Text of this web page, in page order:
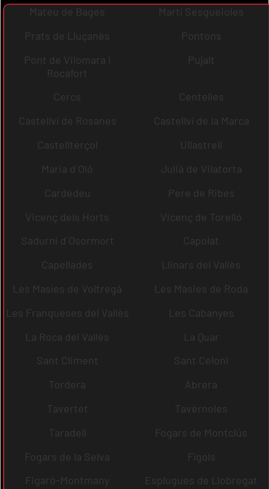
Mateu de Bages
Martí Sesgueioles
Prats de Lluçanès
Pontons
Pont de Vilomara i
Rocafort
Pujalt
Cercs
Centelles
Castellví de Rosanes
Castellví de la Marca
Castellterçol
Ullastrell
Maria d´Oló
Julià de Vilatorta
Cardedeu
Pere de Ribes
Vicenç dels Horts
Vicenç de Torelló
Sadurní d´Osormort
Capolat
Capellades
Llinars del Vallès
Les Masíes de Voltregà
Les Masies de Roda
Les Franqueses del Vallès
Les Cabanyes
La Roca del Vallès
La Quar
Sant Climent
Sant Celoni
Tordera
Abrera
Tavertet
Tavèrnoles
Taradell
Fogars de Montclús
Fogars de la Selva
Fígols
Figaró-Montmany
Esplugues de Llobregat